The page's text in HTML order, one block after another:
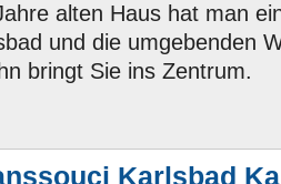
alten Haus hat man
und die umgebenden
bringt Sie ins Zentrum.
Karlsbad